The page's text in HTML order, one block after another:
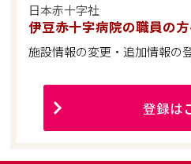
日本赤十字社
伊豆赤十字病院の職員の
施設情報の変更・追加情報の
登録は